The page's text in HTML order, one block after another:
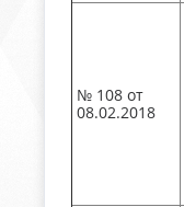
№ 108 от
08.02.2018